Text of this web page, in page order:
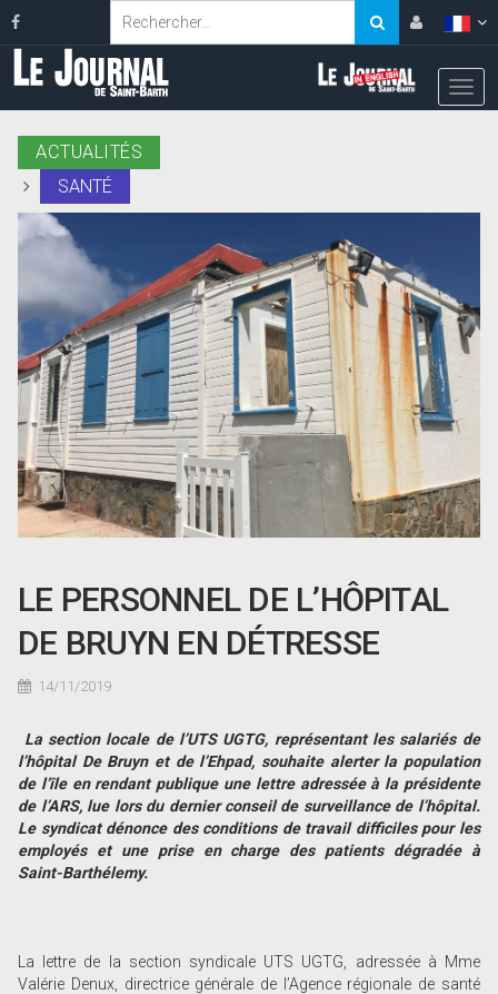
ACTUALITÉS
SANTÉ
LE PERSONNEL DE L’HÔPITAL
DE BRUYN EN DÉTRESSE
14/11/2019
La section locale de l’UTS UGTG, représentant les salariés de
l’hôpital De Bruyn et de l’Ehpad, souhaite alerter la population
de l’île en rendant publique une lettre adressée à la présidente
de l’ARS, lue lors du dernier conseil de surveillance de l’hôpital.
Le syndicat dénonce des conditions de travail difficiles pour les
employés et une prise en charge des patients dégradée à
Saint-Barthélemy.
La lettre de la section syndicale UTS UGTG, adressée à Mme
Valérie Denux, directrice générale de l’Agence régionale de santé